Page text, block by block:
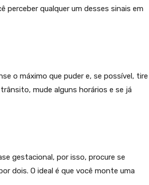
perceber qualquer um desses sinais em
o máximo que puder e, se possível, tire
mude alguns horários e se já
gestacional, por isso, procure se
dois. O ideal é que você monte uma